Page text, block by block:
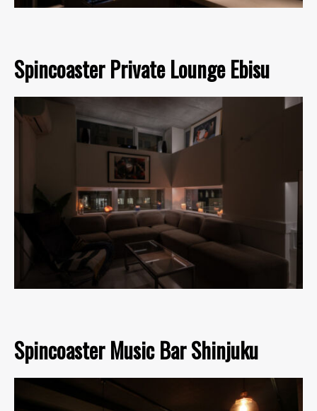
Spincoaster Private Lounge Ebisu
Spincoaster Music Bar Shinjuku